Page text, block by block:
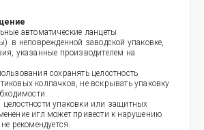
автоматические ланцеты
в неповрежденной заводской упаковке,
указанные производителем на
сохранять целостность
колпачков, не вскрывать упаковку
упаковки или защитных
игл может привести к нарушению
рекомендуется.